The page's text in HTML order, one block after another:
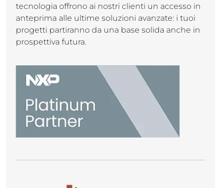
tecnologia offrono ai nostri clienti un accesso in
anteprima alle ultime soluzioni avanzate: i tuoi
progetti partiranno da una base solida anche in
prospettiva futura.